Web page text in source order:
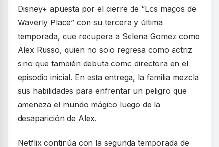
Disney+ apuesta por el cierre de “Los magos de
Waverly Place” con su tercera y última
temporada, que recupera a Selena Gomez como
Alex Russo, quien no solo regresa como actriz
sino que también debuta como directora en el
episodio inicial. En esta entrega, la familia mezcla
sus habilidades para enfrentar un peligro que
amenaza el mundo mágico luego de la
desaparición de Alex.
Netflix continúa con la segunda temporada de